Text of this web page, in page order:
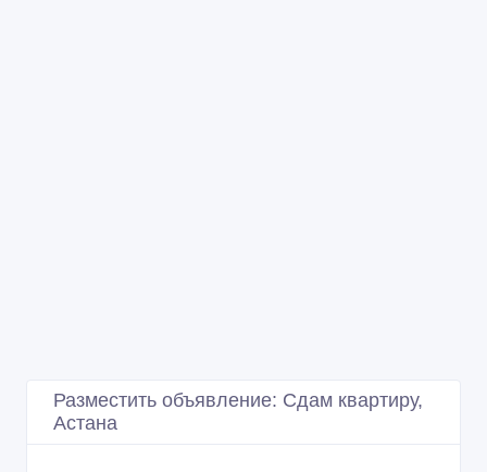
Разместить объявление: Сдам квартиру,
Астана